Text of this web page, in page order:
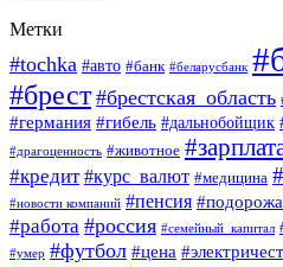
Метки
#tochka #авто #банк #беларусбанк
#брест #брестская_область
#германия #гибель #дальнобойщик
#драгоценность #животное
#кредит #курс_валют #медицина
#новости компаний #пенсия
#работа #россия #семейный_капитал
#умер #футбол #цена